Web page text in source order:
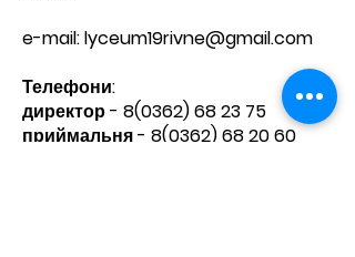
e-mail:lyceum19rivne@gmail.com
Телефони:​
директор - 8(0362) 68 23 75
приймальня - 8(0362) 68 20 60